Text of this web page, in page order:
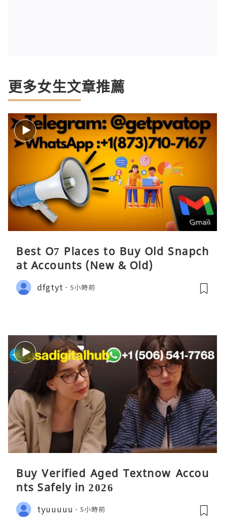
更多女生文章推薦
Best O7 Places to Buy Old Snapch
at Accounts (New & Old)
dfgtyt 5小時前
Buy Verified Aged Textnow Accou
nts Safely in 2026
tyuuuuu 5小時前